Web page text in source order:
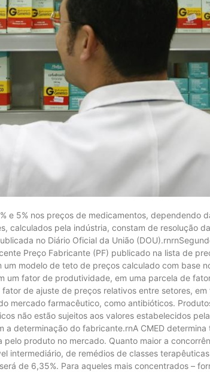
e 5% nos preços de medicamentos, dependendo
calculados pela indústria, constam de resolução
no Diário Oficial da União
Preço Fabricante (PF) publicado na lista de
modelo de teto de preços calculado com base
um fator de produtividade, em uma parcela de
de ajuste de preços relativos entre setores, em
mercado farmacêutico, como antibióticos.
não estão sujeitos aos valores estabelecidos pela
determinação do fabricante.rnA CMED determina
produto no mercado. Quanto maior a
intermediário, de remédios de classes terapêuticas
de 6,35%. Para aqueles mais concentrados –